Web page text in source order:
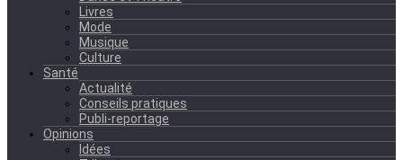
Livres
Mode
Musique
Culture
Santé
Actualité
Conseils pratiques
Publi-reportage
Opinions
Idées